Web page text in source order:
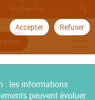
Accepter Refuser
: les informations
peuvent évoluer